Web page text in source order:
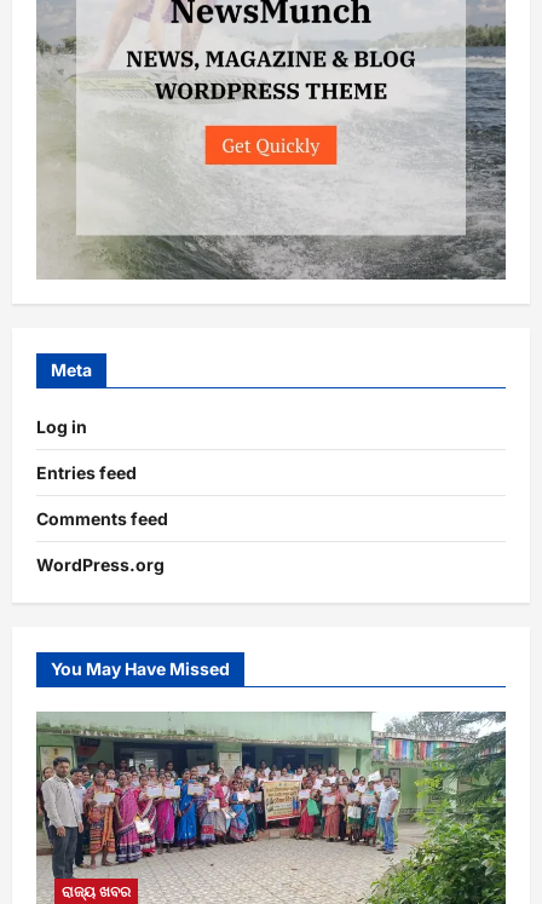
Meta
Log in
Entries feed
Comments feed
WordPress.org
You May Have Missed
ରାଜ୍ୟ ଖବର